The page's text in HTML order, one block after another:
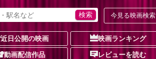
今見る映画検索
近日公開の映画 映画ランキング
動画配信作品 レビューを読む